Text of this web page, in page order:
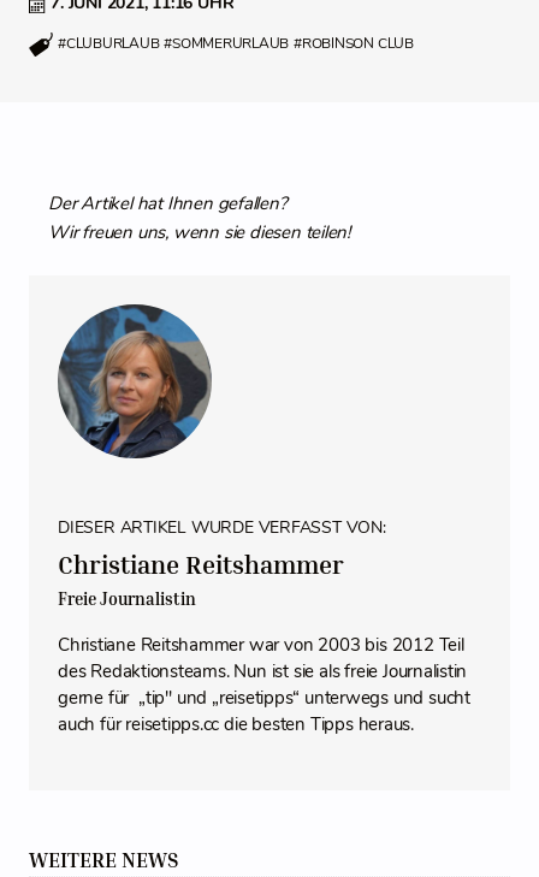
#CLUBURLAUB #SOMMERURLAUB #ROBINSON CLUB
Der Artikel hat Ihnen gefallen?
Wir freuen uns, wenn sie diesen teilen!
DIESER ARTIKEL WURDE VERFASST VON:
Christiane Reitshammer
Freie Journalistin
Christiane Reitshammer war von 2003 bis 2012 Teil
des Redaktionsteams. Nun ist sie als freie Journalistin
gerne für „tip" und „reisetipps“ unterwegs und sucht
auch für reisetipps.cc die besten Tipps heraus.
WEITERE NEWS